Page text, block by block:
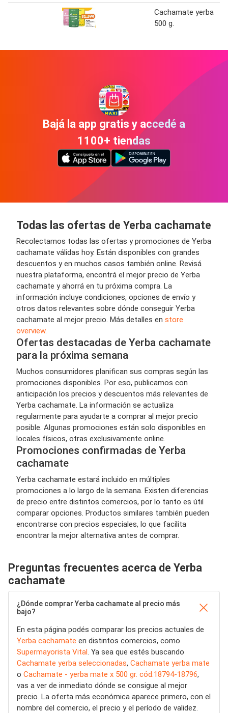
Cachamate yerba
500 g.
Bajá la app gratis y accedé a
1100+ tiendas
Todas las ofertas de Yerba cachamate
Recolectamos todas las ofertas y promociones de Yerba
cachamate válidas hoy. Están disponibles con grandes
descuentos y en muchos casos también online. Revisá
nuestra plataforma, encontrá el mejor precio de Yerba
cachamate y ahorrá en tu próxima compra. La
información incluye condiciones, opciones de envío y
otros datos relevantes sobre dónde conseguir Yerba
cachamate al mejor precio. Más detalles en store
overview.
Ofertas destacadas de Yerba cachamate
para la próxima semana
Muchos consumidores planifican sus compras según las
promociones disponibles. Por eso, publicamos con
anticipación los precios y descuentos más relevantes de
Yerba cachamate. La información se actualiza
regularmente para ayudarte a comprar al mejor precio
posible. Algunas promociones están solo disponibles en
locales físicos, otras exclusivamente online.
Promociones confirmadas de Yerba
cachamate
Yerba cachamate estará incluido en múltiples
promociones a lo largo de la semana. Existen diferencias
de precio entre distintos comercios, por lo tanto es útil
comparar opciones. Productos similares también pueden
encontrarse con precios especiales, lo que facilita
encontrar la mejor alternativa antes de comprar.
Preguntas frecuentes acerca de Yerba
cachamate
¿Dónde comprar Yerba cachamate al precio más
bajo?
En esta página podés comparar los precios actuales de
Yerba cachamate en distintos comercios, como
Supermayorista Vital . Ya sea que estés buscando
Cachamate yerba seleccionadas, Cachamate yerba mate
o Cachamate - yerba mate x 500 gr. cód:18794-18796,
vas a ver de inmediato dónde se consigue al mejor
precio. La oferta más económica aparece primero, con el
nombre del comercio, el precio y el período de validez.